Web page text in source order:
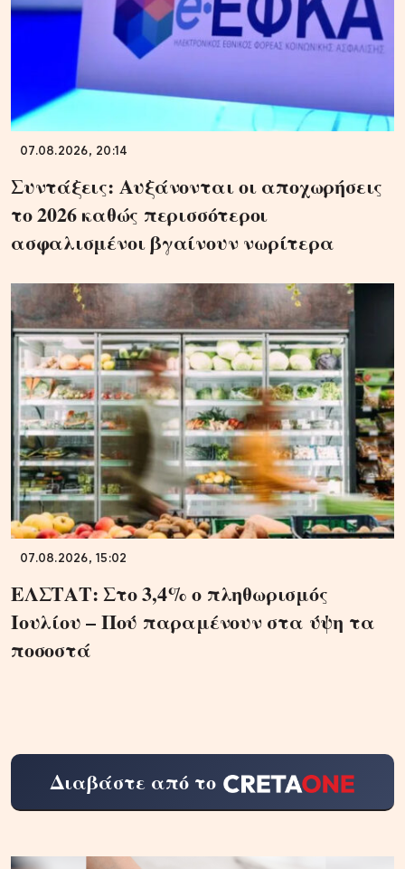
07.08.2026, 20:14
Συντάξεις: Αυξάνονται οι αποχωρήσεις
το 2026 καθώς περισσότεροι
ασφαλισμένοι βγαίνουν νωρίτερα
07.08.2026, 15:02
ΕΛΣΤΑΤ: Στο 3,4% ο πληθωρισμός
Ιουλίου – Πού παραμένουν στα ύψη τα
ποσοστά
Διαβάστε από το